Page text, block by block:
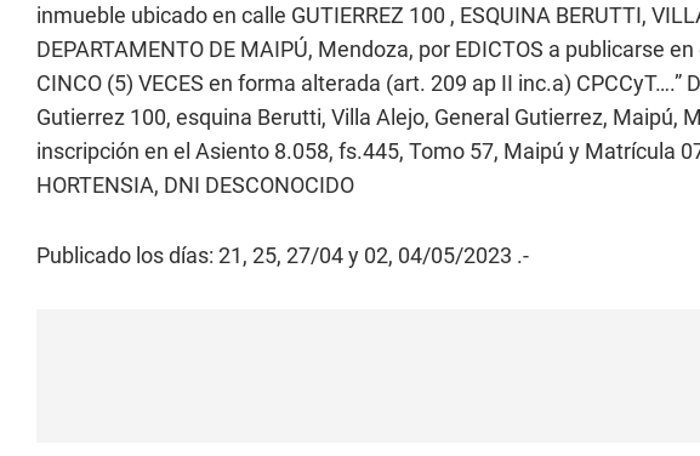
inmueble ubicado en calle GUTIERREZ 100 , ESQUINA BERUTTI,
DEPARTAMENTO DE MAIPÚ, Mendoza, por EDICTOS a publicarse
CINCO (5) VECES en forma alterada (art. 209 ap II inc.a) CPCCyT….”
Gutierrez 100, esquina Berutti, Villa Alejo, General Gutierrez, Maipú,
inscripción en el Asiento 8.058, fs.445, Tomo 57, Maipú y Matrícula
HORTENSIA, DNI DESCONOCIDO
Publicado los días: 21, 25, 27/04 y 02, 04/05/2023 .-